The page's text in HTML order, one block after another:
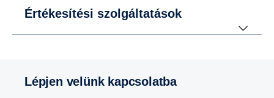
Értékesítési szolgáltatások
Lépjen velünk kapcsolatba